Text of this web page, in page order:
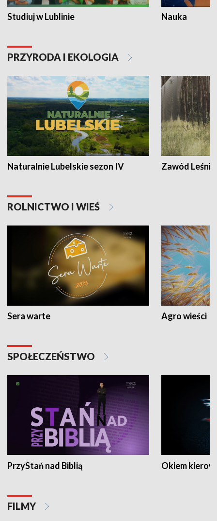
Studiuj w Lublinie Nauka
PRZYRODA I EKOLOGIA
Naturalnie Lubelskie sezon IV Zawód Leśnik
ROLNICTWO I WIEŚ
Sera warte Agro wieści
SPOŁECZEŃSTWO
PrzyStań nad Biblią Okiem
FILMY